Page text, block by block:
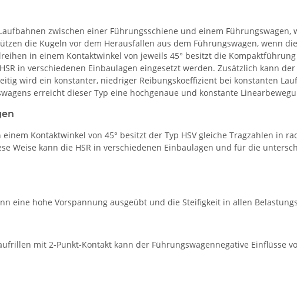
zwischen einer Führungsschiene und einem
die Kugeln vor dem Herausfallen aus dem Führungswagen, wenn
in einem Kontaktwinkel von jeweils 45° besitzt die
in verschiedenen Einbaulagen eingesetzt werden. Zusätzlich kann
wird ein konstanter, niedriger Reibungskoeffizient bei konstanten
erreicht dieser Typ eine hochgenaue und konstante
Kontaktwinkel von 45° besitzt der Typ HSV gleiche Tragzahlen in
Weise kann die HSR in verschiedenen Einbaulagen und für die
eine hohe Vorspannung ausgeübt und die Steifigkeit in allen
mit 2-Punkt-Kontakt kann der Führungswagennegative Einflüsse